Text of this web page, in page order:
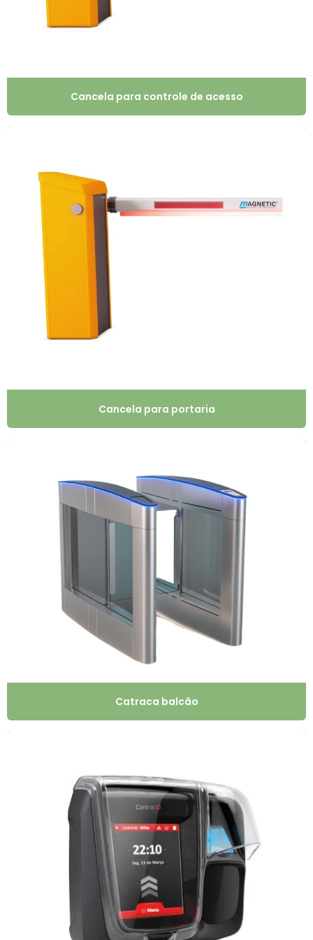
Cancela para controle de acesso
Cancela para portaria
Catraca balcão